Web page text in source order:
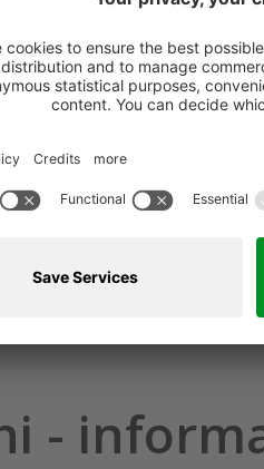
11,22 €
Login per
-